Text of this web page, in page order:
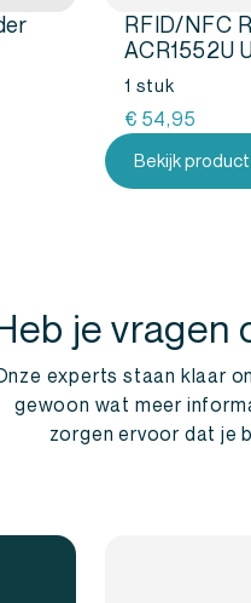
RFID/NFC
ACR1552U
1 stuk
€ 54,95
Bekijk product
je vragen
experts staan klaar
gewoon wat meer
zorgen ervoor dat je